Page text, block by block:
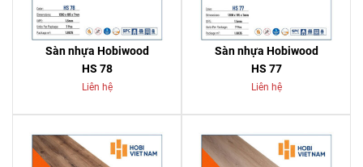
Sàn nhựa Hobiwood
HS 78
Liên hệ
Sàn nhựa Hobiwood
HS 77
Liên hệ